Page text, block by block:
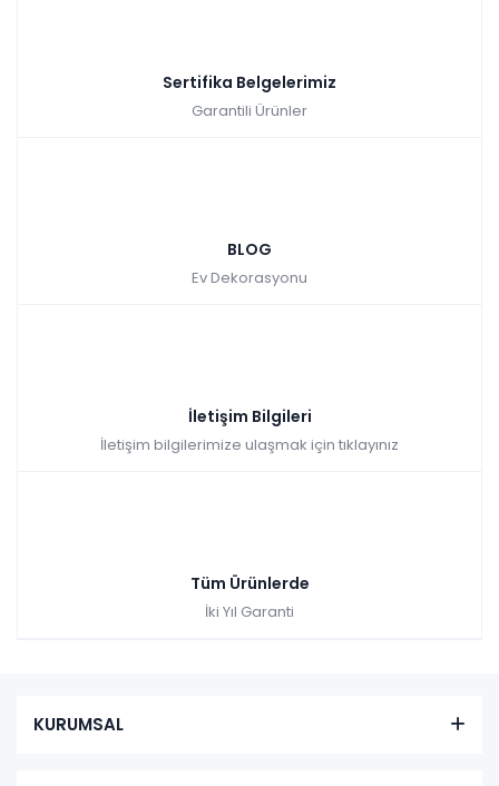
Sertifika Belgelerimiz
Garantili Ürünler
BLOG
Ev Dekorasyonu
İletişim Bilgileri
İletişim bilgilerimize ulaşmak için tıklayınız
Tüm Ürünlerde
İki Yıl Garanti
KURUMSAL